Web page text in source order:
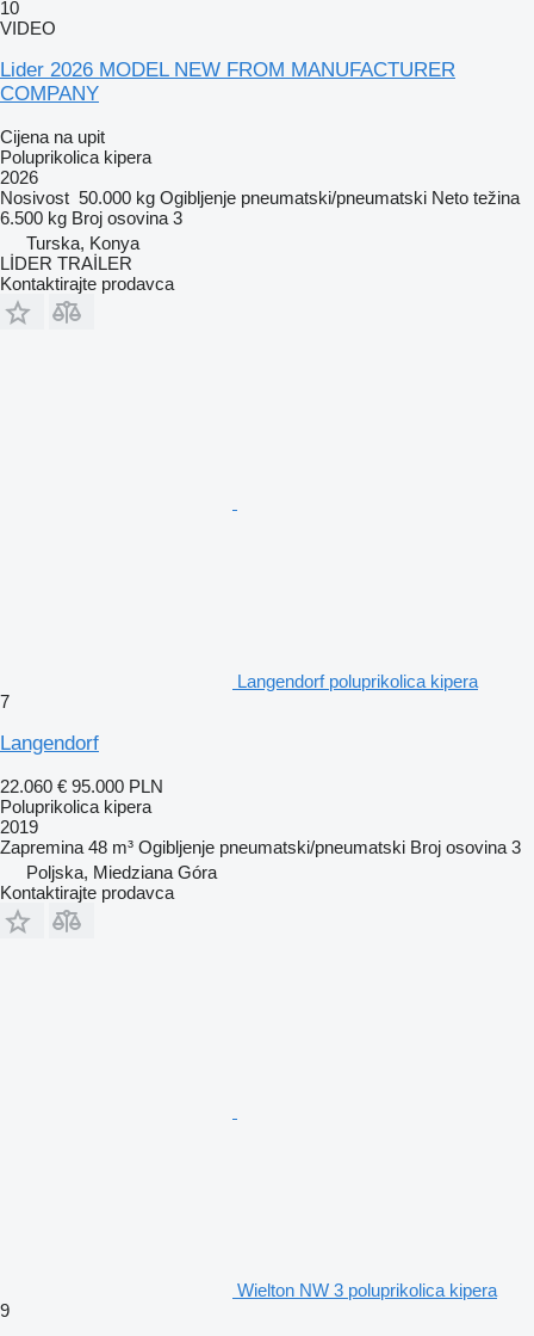
10
VIDEO
Lider 2026 MODEL NEW FROM MANUFACTURER
COMPANY
Cijena na upit
Poluprikolica kipera
2026
Nosivost 50.000 kg Ogibljenje pneumatski/pneumatski Neto težina
6.500 kg Broj osovina 3
Turska, Konya
LİDER TRAİLER
Kontaktirajte prodavca
Langendorf poluprikolica kipera
7
Langendorf
22.060 € 95.000 PLN
Poluprikolica kipera
2019
Zapremina 48 m³ Ogibljenje pneumatski/pneumatski Broj osovina 3
Poljska, Miedziana Góra
Kontaktirajte prodavca
Wielton NW 3 poluprikolica kipera
9